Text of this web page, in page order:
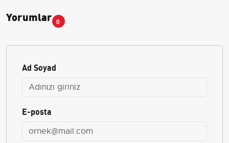
Yorumlar 0
Ad Soyad
E-posta